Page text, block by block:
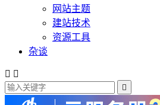
网站主题
建站技术
资源工具
杂谈
 
